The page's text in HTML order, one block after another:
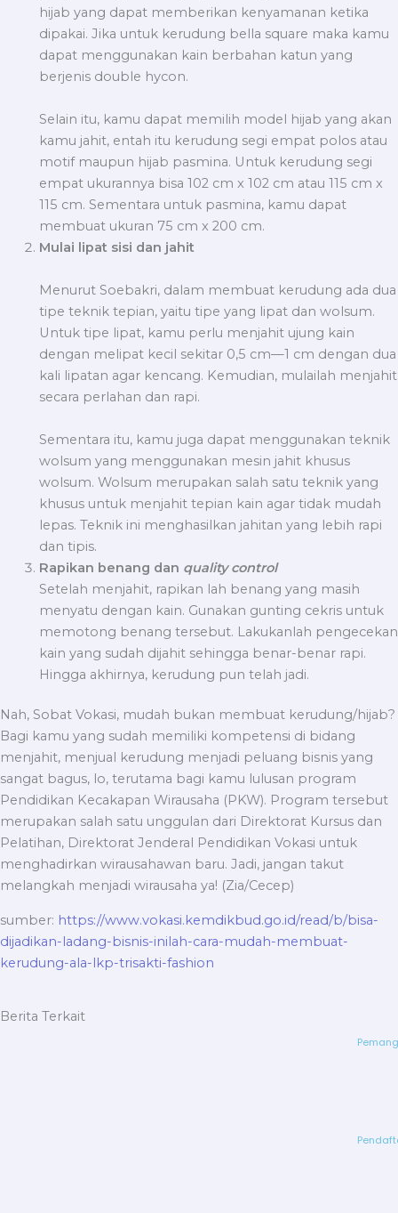
hijab yang dapat memberikan kenyamanan ketika
dipakai. Jika untuk kerudung bella square maka kamu
dapat menggunakan kain berbahan katun yang
berjenis double hycon.
Selain itu, kamu dapat memilih model hijab yang akan
kamu jahit, entah itu kerudung segi empat polos atau
motif maupun hijab pasmina. Untuk kerudung segi
empat ukurannya bisa 102 cm x 102 cm atau 115 cm x
115 cm. Sementara untuk pasmina, kamu dapat
membuat ukuran 75 cm x 200 cm.
Mulai lipat sisi dan jahit
Menurut Soebakri, dalam membuat kerudung ada dua
tipe teknik tepian, yaitu tipe yang lipat dan wolsum.
Untuk tipe lipat, kamu perlu menjahit ujung kain
dengan melipat kecil sekitar 0,5 cm—1 cm dengan dua
kali lipatan agar kencang. Kemudian, mulailah menjahit
secara perlahan dan rapi.
Sementara itu, kamu juga dapat menggunakan teknik
wolsum yang menggunakan mesin jahit khusus
wolsum. Wolsum merupakan salah satu teknik yang
khusus untuk menjahit tepian kain agar tidak mudah
lepas. Teknik ini menghasilkan jahitan yang lebih rapi
dan tipis.
Rapikan benang dan quality control
Setelah menjahit, rapikan lah benang yang masih
menyatu dengan kain. Gunakan gunting cekris untuk
memotong benang tersebut. Lakukanlah pengecekan
kain yang sudah dijahit sehingga benar-benar rapi.
Hingga akhirnya, kerudung pun telah jadi.
Nah, Sobat Vokasi, mudah bukan membuat kerudung/hijab?
Bagi kamu yang sudah memiliki kompetensi di bidang
menjahit, menjual kerudung menjadi peluang bisnis yang
sangat bagus, lo, terutama bagi kamu lulusan program
Pendidikan Kecakapan Wirausaha (PKW). Program tersebut
merupakan salah satu unggulan dari Direktorat Kursus dan
Pelatihan, Direktorat Jenderal Pendidikan Vokasi untuk
menghadirkan wirausahawan baru. Jadi, jangan takut
melangkah menjadi wirausaha ya! (Zia/Cecep)
sumber: https://www.vokasi.kemdikbud.go.id/read/b/bisa-
dijadikan-ladang-bisnis-inilah-cara-mudah-membuat-
kerudung-ala-lkp-trisakti-fashion
Berita Terkait